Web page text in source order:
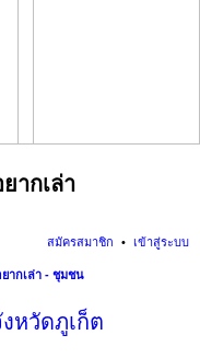
ากเล่า
เข้าสู่ระบบ
สมัครสมาชิก
ากเล่า - ชุมชน
หวัดภูเก็ต